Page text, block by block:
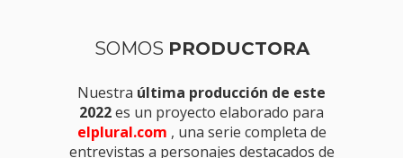
SOMOS PRODUCTORA
Nuestra última producción de este
2022es un proyecto elaborado para
elplural.com , una serie completa de
entrevistas a personajes destacados de